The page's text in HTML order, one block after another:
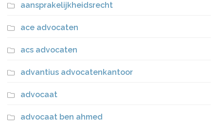
aansprakelijkheidsrecht
ace advocaten
acs advocaten
advantius advocatenkantoor
advocaat
advocaat ben ahmed